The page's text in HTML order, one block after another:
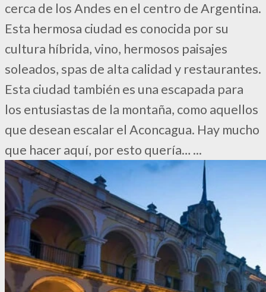
cerca de los Andes en el centro de Argentina.
Esta hermosa ciudad es conocida por su
cultura híbrida, vino, hermosos paisajes
soleados, spas de alta calidad y restaurantes.
Esta ciudad también es una escapada para
los entusiastas de la montaña, como aquellos
que desean escalar el Aconcagua. Hay mucho
que hacer aquí, por esto quería… ...